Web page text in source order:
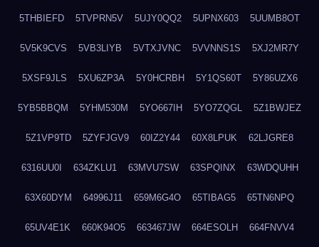
5THBIEFD 5TVPRN5V 5UJY0QQ2 5UPNX603 5UUMB8OT
5V5K9CVS 5VB3LIYB 5VTXJVNC 5VVNNS1S 5XJ2MR7Y
5XSF9JLS 5XU6ZP3A 5Y0HCRBH 5Y1QS60T 5Y86UZX6
5YB5BBQM 5YHM530M 5YO667IH 5YO7ZQGL 5Z1BWJEZ
5Z1VP9TD 5ZYFJGV9 60IZ2Y44 60X8LPUK 62LJGRE8
6316UU0I 634ZKLU1 63MVU7SW 63SPQINX 63WDQUHH
63X60DYM 64996J11 659M6G4O 65TIBAG5 65TN6NPQ
65UV4E1K 660K94O5 663467JW 664ESOLH 664FNVV4